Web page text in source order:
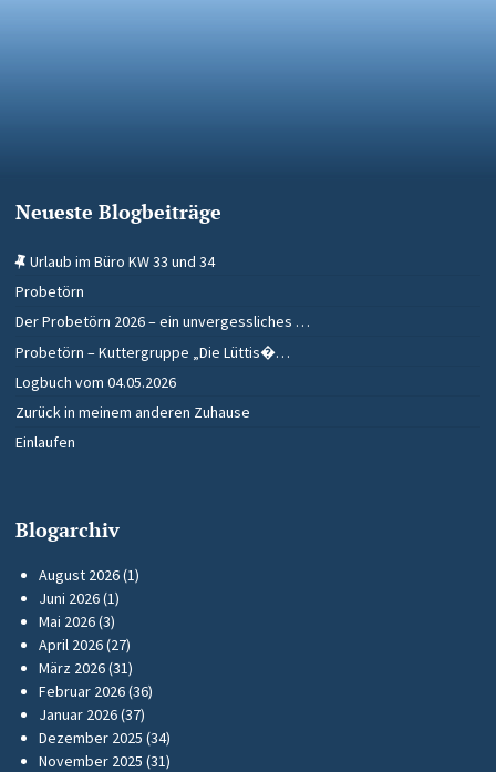
Neueste Blogbeiträge
Urlaub im Büro KW 33 und 34
Probetörn
Der Probetörn 2026 – ein unvergessliches …
Probetörn – Kuttergruppe „Die Lüttis�…
Logbuch vom 04.05.2026
Zurück in meinem anderen Zuhause
Einlaufen
Blogarchiv
August 2026(1)
Juni 2026(1)
Mai 2026(3)
April 2026(27)
März 2026(31)
Februar 2026(36)
Januar 2026(37)
Dezember 2025 (34)
November 2025 (31)